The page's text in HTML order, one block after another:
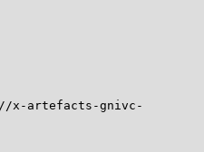
x-artefacts-gnivc-